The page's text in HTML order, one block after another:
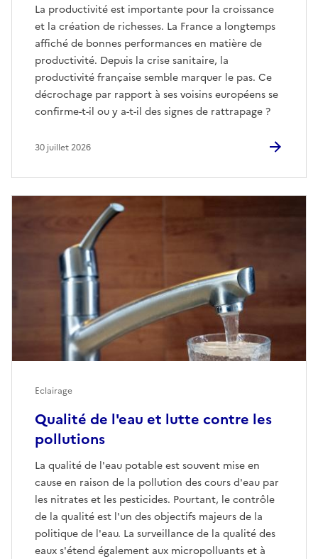
La productivité est importante pour la croissance
et la création de richesses. La France a longtemps
affiché de bonnes performances en matière de
productivité. Depuis la crise sanitaire, la
productivité française semble marquer le pas. Ce
décrochage par rapport à ses voisins européens se
confirme-t-il ou y a-t-il des signes de rattrapage ?
30 juillet 2026
Qualité de l'eau et lutte contre les
pollutions
La qualité de l'eau potable est souvent mise en
cause en raison de la pollution des cours d'eau par
les nitrates et les pesticides. Pourtant, le contrôle
de la qualité est l'un des objectifs majeurs de la
politique de l'eau. La surveillance de la qualité des
eaux s'étend également aux micropolluants et à
Eclairage